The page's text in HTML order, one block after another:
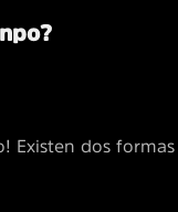
Existen dos